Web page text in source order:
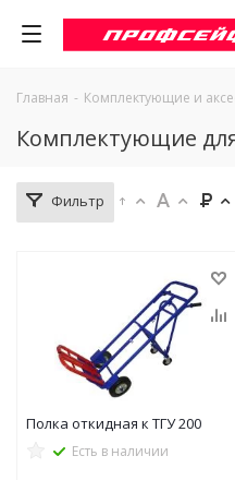
Главная - Комплектующие и
Комплектующие
Фильтр
Полка откидная к ТГУ 200
Есть в наличии